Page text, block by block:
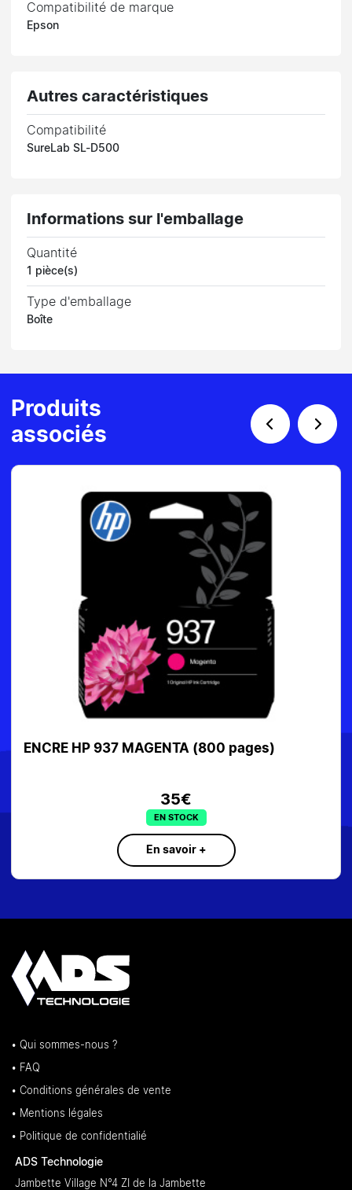
Compatibilité de marque
Epson
Autres caractéristiques
Compatibilité
SureLab SL-D500
Informations sur l'emballage
Quantité
1 pièce(s)
Type d'emballage
Boîte
Produits
associés
ENCRE HP 937 MAGENTA (800 pages)
35€
EN STOCK
En savoir +
• Qui sommes-nous ?
• FAQ
• Conditions générales de vente
• Mentions légales
• Politique de confidentialié
ADS Technologie
Jambette Village N°4 ZI de la Jambette